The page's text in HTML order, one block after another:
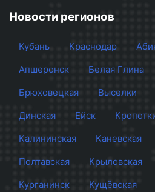
Новости регионов
Кубань Краснодар
Апшеронск
Белая Глина
Брюховецкая
Выселки
Динская
Ейск
Калининская
Каневская
Полтавская
Крыловская
Курганинск
Кущёвская